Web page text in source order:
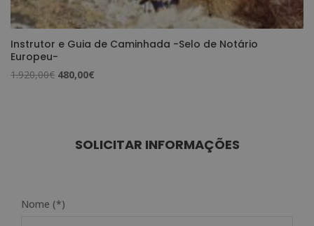
Instrutor e Guia de Caminhada -Selo de Notário
Europeu-
1.920,00€ O
1.920,00€.
480,00€
480,00€.
SOLICITAR INFORMAÇÕES
Nome (*)